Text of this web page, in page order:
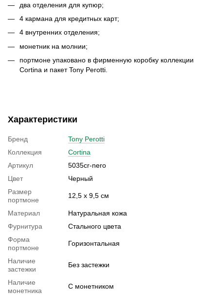
два отделения для купюр;
4 кармана для кредитных карт;
4 внутренних отделения;
монетник на молнии;
портмоне упаковано в фирменную коробку коллекции
Cortina и пакет Tony Perotti.
Характеристики
Бренд
Tony Perotti
Коллекция
Cortina
Артикул
5035cr-nero
Цвет
Черный
Размер
портмоне
12,5 х 9,5 см
Материал
Натуральная кожа
Фурнитура
Стального цвета
Форма
портмоне
Горизонтальная
Наличие
застежки
Без застежки
Наличие
монетника
С монетником